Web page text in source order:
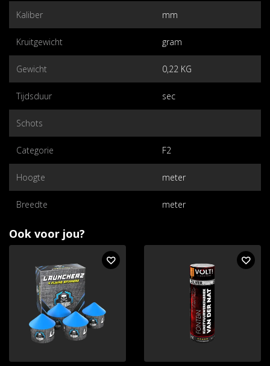
Kaliber mm
Kruitgewicht gram
Gewicht 0,22 KG
Tijdsduur sec
Schots
Categorie F2
Hoogte meter
Breedte meter
Ook voor jou?